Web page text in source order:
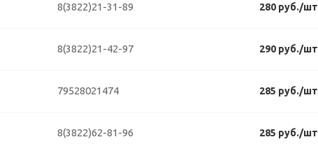
8(3822)21-31-89 280 руб./шт
8(3822)21-42-97 290 руб./шт
79528021474 285 руб./шт
8(3822)62-81-96 285 руб./шт